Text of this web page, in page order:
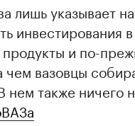
лишь указывает на
инвестирования в
и по-
чем вазовцы
нем также ничего